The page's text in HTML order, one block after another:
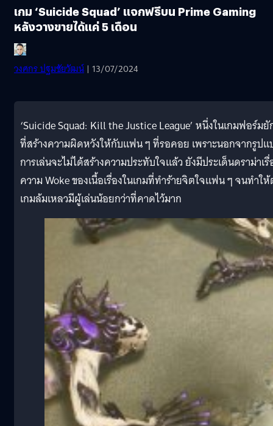
เกม ‘Suicide Squad’ แจกฟรีบน Prime Gaming
หลังวางขายได้แค่ 5 เดือน
วงศกร ปฐมชัยวัฒน์ | 13/07/2024
‘Suicide Squad: Kill the Justice League’ หนึ่งในเกมฟอร์ม
ที่สร้างความผิดหวังให้กับแฟน ๆ ที่รอคอย เพราะนอกจากรูป
การเล่นจะไม่ได้สร้างความประทับใจแล้ว ยังมีประเด็นดราม่าเรื่
ความ Woke ของเนื้อเรื่องในเกมที่ทำร้ายจิตใจแฟน ๆ จนทำใ
เกมล้มเหลวมีผู้เล่นน้อยกว่าที่คาดไว้มาก